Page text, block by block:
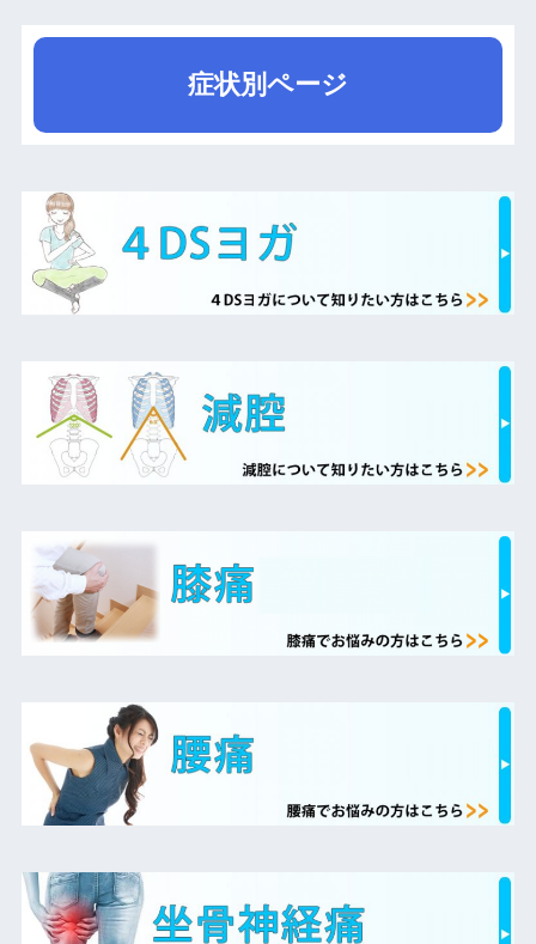
症状別ページ